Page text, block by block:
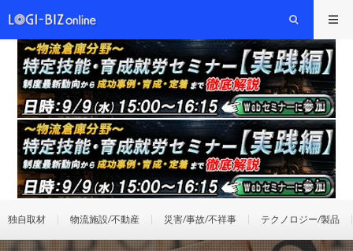
独自取材 物流施設/不動産 災害/事故/不祥事 テクノロジー/製品